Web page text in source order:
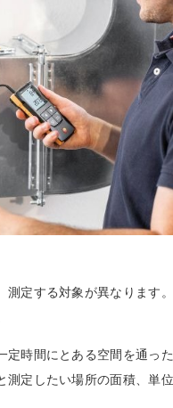
測定する対象が異なります
定時間にとある空間を通っ
測定したい場所の面積、単